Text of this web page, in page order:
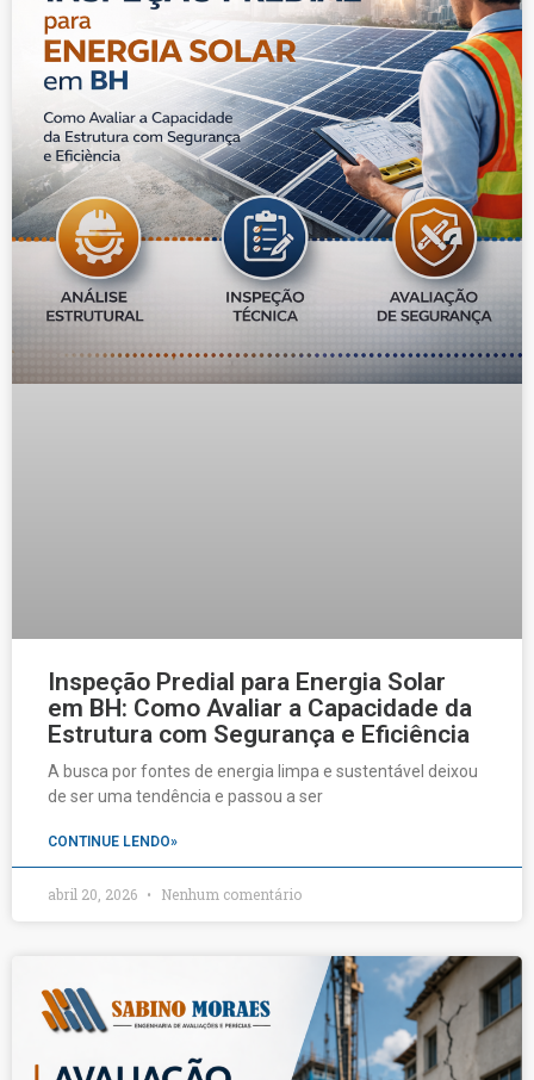
Inspeção Predial para Energia Solar
em BH: Como Avaliar a Capacidade da
Estrutura com Segurança e Eficiência
A busca por fontes de energia limpa e sustentável deixou
de ser uma tendência e passou a ser
CONTINUE LENDO»
abril 20, 2026 Nenhum comentário